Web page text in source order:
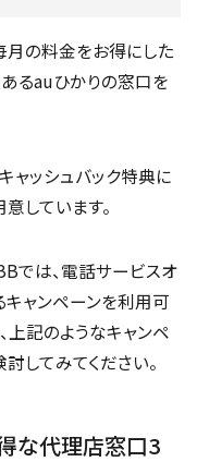
月の料金をお得にした
るauひかりの窓口を
ャッシュバック特典に
しています。
では、電話サービスオ
ャンペーンを利用可
上記のようなキャンペ
してみてください。
な代理店窓口3